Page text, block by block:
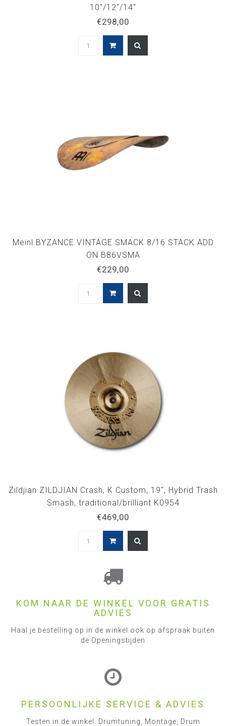
10"/12"/14"
€298,00
Meinl BYZANCE VINTAGE SMACK 8/16 STACK ADD
ON B86VSMA
€229,00
Zildjian ZILDJIAN Crash, K Custom, 19", Hybrid Trash
Smash, traditional/brilliant K0954
€469,00
KOM NAAR DE WINKEL VOOR GRATIS
ADVIES
Haal je bestelling op in de winkel ook op afspraak buiten
de Openingstijden
PERSOONLIJKE SERVICE & ADVIES
Testen in de winkel. Drumtuning, Montage, Drum